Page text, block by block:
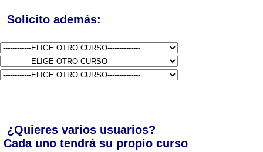
Solicito además:
¿Quieres varios usuarios?
Cada uno tendrá su propio curso